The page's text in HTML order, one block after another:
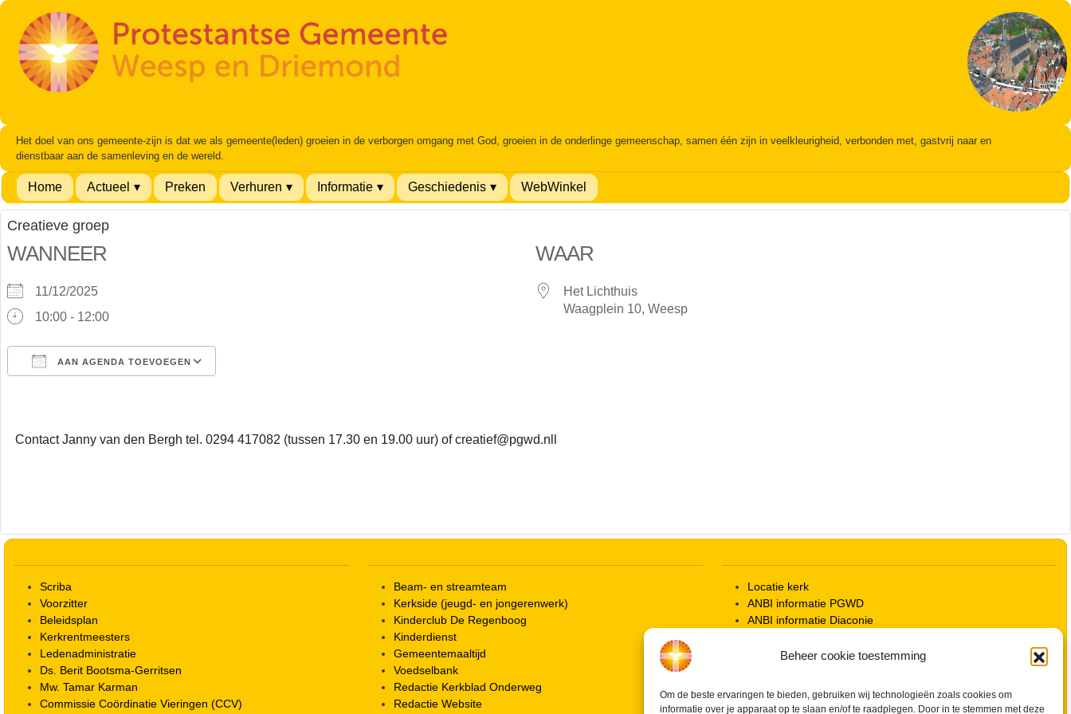
Beheer cookie toestemming
Om de beste ervaringen te bieden, gebruiken wij technologieën zoals cookies om
informatie over je apparaat op te slaan en/of te raadplegen. Door in te stemmen met deze
Het doel van ons gemeente-zijn is dat we als gemeente(leden) groeien in de verborgen omgang met God, groeien in de onderlinge gemeenschap, samen één zijn in veelkleurigheid, verbonden met, gastvrij naar en
dienstbaar aan de samenleving en de wereld.
Home Actueel Preken Verhuren Informatie Geschiedenis WebWinkel
Creatieve groep
WANNEER
11/12/2025
10:00 - 12:00
AAN AGENDA TOEVOEGEN
WAAR
Het Lichthuis
Waagplein 10, Weesp
Contact Janny van den Bergh tel. 0294 417082 (tussen 17.30 en 19.00 uur) of creatief@pgwd.nll
Scriba
Voorzitter
Beleidsplan
Kerkrentmeesters
Ledenadministratie
Ds. Berit Bootsma-Gerritsen
Mw. Tamar Karman
Commissie Coördinatie Vieringen (CCV)
Beam- en streamteam
Kerkside (jeugd- en jongerenwerk)
Kinderclub De Regenboog
Kinderdienst
Gemeentemaaltijd
Voedselbank
Redactie Kerkblad Onderweg
Redactie Website
Locatie kerk
ANBI informatie PGWD
ANBI informatie Diaconie
Info Kerkelijke gebouwen / koster
Privacy